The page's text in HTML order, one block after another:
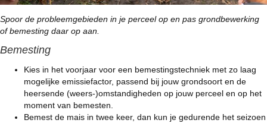
Spoor de probleemgebieden in je perceel op en pas grondbewerking
of bemesting daar op aan.
Bemesting
Kies in het voorjaar voor een bemestingstechniek met zo laag
mogelijke emissiefactor, passend bij jouw grondsoort en de
heersende (weers-)omstandigheden op jouw perceel en op het
moment van bemesten.
Bemest de mais in twee keer, dan kun je gedurende het seizoen